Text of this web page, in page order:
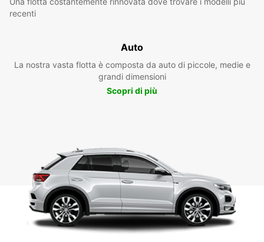
recenti
Auto
La nostra vasta flotta è composta da auto di piccole, medie e
grandi dimensioni
Scopri di più